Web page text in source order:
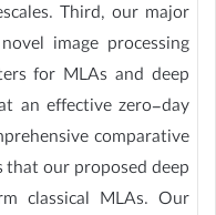
Third, our major
image processing
for MLAs and deep
an effective zero-day
comparative
our proposed deep
classical MLAs. Our